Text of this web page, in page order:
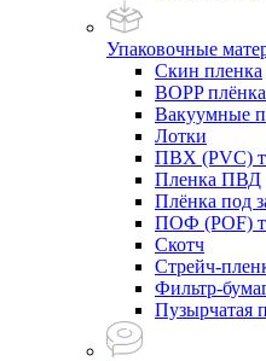
Упаковочные
Скин пленка
BOPP плёнка
Вакуумные
Лотки
ПВХ (PVC)
Пленка ПВД
Плёнка под
ПОФ (POF)
Скотч
Стрейч-
Фильтр-
Пузырчатая